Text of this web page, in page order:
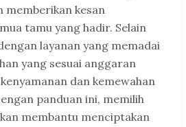
memberikan kesan
tamu yang hadir. Selain
layanan yang memadai
yang sesuai anggaran
dan kemewahan
panduan ini, memilih
membantu menciptakan